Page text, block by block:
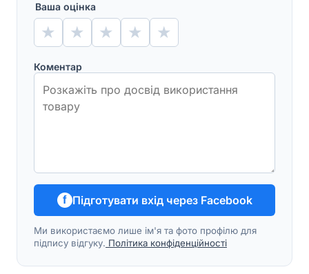
Ваша оцінка
★ ★ ★ ★ ★
Коментар
f Підготувати вхід через Facebook
Ми використаємо лише ім'я та фото профілю для
підпису відгуку. Політика конфіденційності